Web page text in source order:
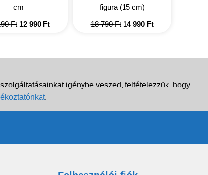
cm
Ft Original
17
12 990 FtCurrent
12
figura (15 cm)
18 790Ft Original
18
14 990 FtCurrent
14
igénybe veszed, feltételezzük, hogy
.